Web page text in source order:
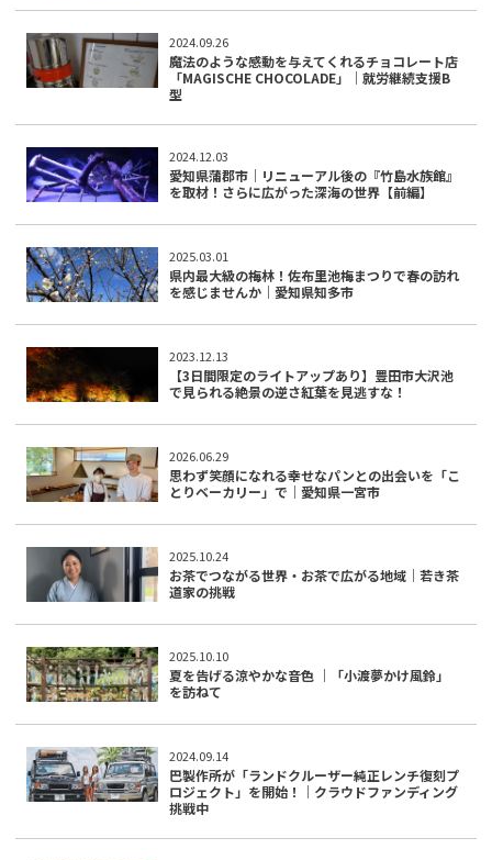
2024.09.26
魔法のような感動を与えてくれるチョコレート店
「MAGISCHE CHOCOLADE」｜就労継続支援B
型
2024.12.03
愛知県蒲郡市｜リニューアル後の『竹島水族館』
を取材！さらに広がった深海の世界【前編】
2025.03.01
県内最大級の梅林！佐布里池梅まつりで春の訪れ
を感じませんか｜愛知県知多市
2023.12.13
【3日間限定のライトアップあり】豊田市大沢池
で見られる絶景の逆さ紅葉を見逃すな！
2026.06.29
思わず笑顔になれる幸せなパンとの出会いを「こ
とりベーカリー」で｜愛知県一宮市
2025.10.24
お茶でつながる世界・お茶で広がる地域｜若き茶
道家の挑戦
2025.10.10
夏を告げる涼やかな音色 ｜「小渡夢かけ風鈴」
を訪ねて
2024.09.14
巴製作所が「ランドクルーザー純正レンチ復刻プ
ロジェクト」を開始！｜クラウドファンディング
挑戦中